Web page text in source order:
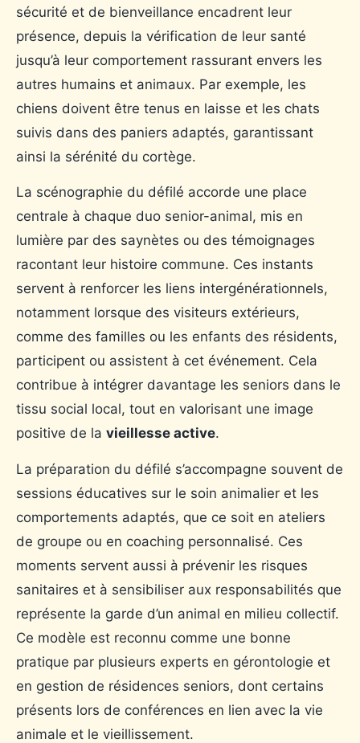
sécurité et de bienveillance encadrent leur
présence, depuis la vérification de leur santé
jusqu’à leur comportement rassurant envers les
autres humains et animaux. Par exemple, les
chiens doivent être tenus en laisse et les chats
suivis dans des paniers adaptés, garantissant
ainsi la sérénité du cortège.
La scénographie du défilé accorde une place
centrale à chaque duo senior-animal, mis en
lumière par des saynètes ou des témoignages
racontant leur histoire commune. Ces instants
servent à renforcer les liens intergénérationnels,
notamment lorsque des visiteurs extérieurs,
comme des familles ou les enfants des résidents,
participent ou assistent à cet événement. Cela
contribue à intégrer davantage les seniors dans le
tissu social local, tout en valorisant une image
positive de la vieillesse active.
La préparation du défilé s’accompagne souvent de
sessions éducatives sur le soin animalier et les
comportements adaptés, que ce soit en ateliers
de groupe ou en coaching personnalisé. Ces
moments servent aussi à prévenir les risques
sanitaires et à sensibiliser aux responsabilités que
représente la garde d’un animal en milieu collectif.
Ce modèle est reconnu comme une bonne
pratique par plusieurs experts en gérontologie et
en gestion de résidences seniors, dont certains
présents lors de conférences en lien avec la vie
animale et le vieillissement.